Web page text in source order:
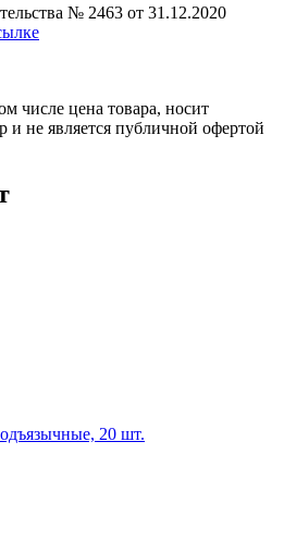
№ 2463 от 31.12.2020
числе цена товара, носит
и не является публичной офертой
20 шт.